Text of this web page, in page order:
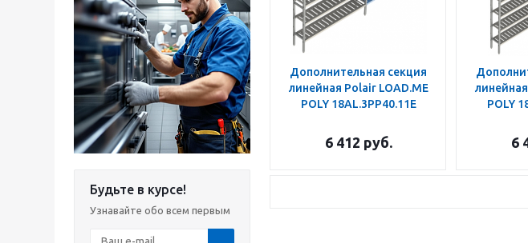
Будьте в курсе!
Узнавайте обо всем первым
Дополнительная секция
линейная Polair LOAD.ME
POLY 18AL.3PP40.11E
6 412 руб.
POLY
6